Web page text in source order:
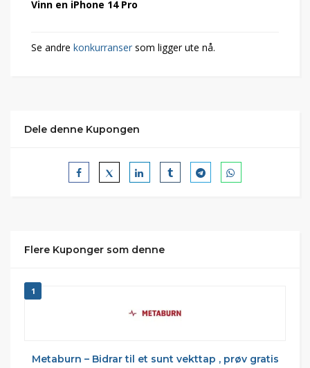
Vinn en iPhone 14 Pro
Se andre konkurranser som ligger ute nå.
Dele denne Kupongen
Flere Kuponger som denne
1
Metaburn – Bidrar til et sunt vekttap , prøv gratis